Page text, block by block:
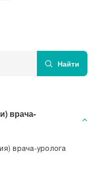
Найти
врача-
врача-уролога